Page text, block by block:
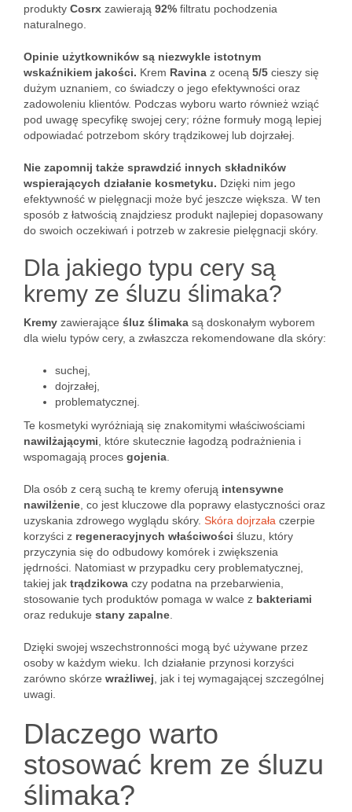
produkty Cosrx zawierają 92% filtratu pochodzenia
naturalnego.
Opinie użytkowników są niezwykle istotnym
wskaźnikiem jakości. Krem Ravina z oceną 5/5 cieszy się
dużym uznaniem, co świadczy o jego efektywności oraz
zadowoleniu klientów. Podczas wyboru warto również wziąć
pod uwagę specyfikę swojej cery; różne formuły mogą lepiej
odpowiadać potrzebom skóry trądzikowej lub dojrzałej.
Nie zapomnij także sprawdzić innych składników
wspierających działanie kosmetyku. Dzięki nim jego
efektywność w pielęgnacji może być jeszcze większa. W ten
sposób z łatwością znajdziesz produkt najlepiej dopasowany
do swoich oczekiwań i potrzeb w zakresie pielęgnacji skóry.
Dla jakiego typu cery są
kremy ze śluzu ślimaka?
Kremy zawierające śluz ślimaka są doskonałym wyborem
dla wielu typów cery, a zwłaszcza rekomendowane dla skóry:
suchej,
dojrzałej,
problematycznej.
Te kosmetyki wyróżniają się znakomitymi właściwościami
nawilżającymi , które skutecznie łagodzą podrażnienia i
wspomagają proces gojenia
Dla osób z cerą suchą te kremy oferują intensywne
nawilżenie , co jest kluczowe dla poprawy elastyczności oraz
uzyskania zdrowego wyglądu skóry. Skóra dojrzała czerpie
korzyści z regeneracyjnych właściwości śluzu, który
przyczynia się do odbudowy komórek i zwiększenia
jędrności. Natomiast w przypadku cery problematycznej,
takiej jak trądzikowa czy podatna na przebarwienia,
stosowanie tych produktów pomaga w walce z bakteriami
oraz redukuje stany zapalne
Dzięki swojej wszechstronności mogą być używane przez
osoby w każdym wieku. Ich działanie przynosi korzyści
zarówno skórze wrażliwej , jak i tej wymagającej szczególnej
uwagi.
Dlaczego warto
stosować krem ze śluzu
ślimaka?